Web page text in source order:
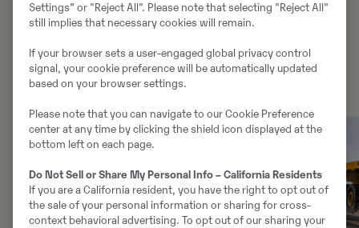
töötingimustega kohanev dünaamiline ja ennetav
käiguvalik, tagab suurema mugavuse ning
kütusesäästu.
Settings” or "Reject All". Please note that selecting "Reject All"
still implies that necessary cookies will remain.
If your browser sets a user-engaged global privacy control
signal, your cookie preference will be automatically updated
based on your browser settings.
Please note that you can navigate to our Cookie Preference
center at any time by clicking the shield icon displayed at the
bottom left on each page.
Do Not Sell or Share My Personal Info – California Residents
If you are a California resident, you have the right to opt out of
the sale of your personal information or sharing for cross-
context behavioral advertising. To opt out of our sharing your